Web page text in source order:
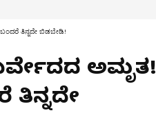
ತಿನ್ನದೇ ಬಿಡಬೇಡಿ!
ಅಮೃತ!